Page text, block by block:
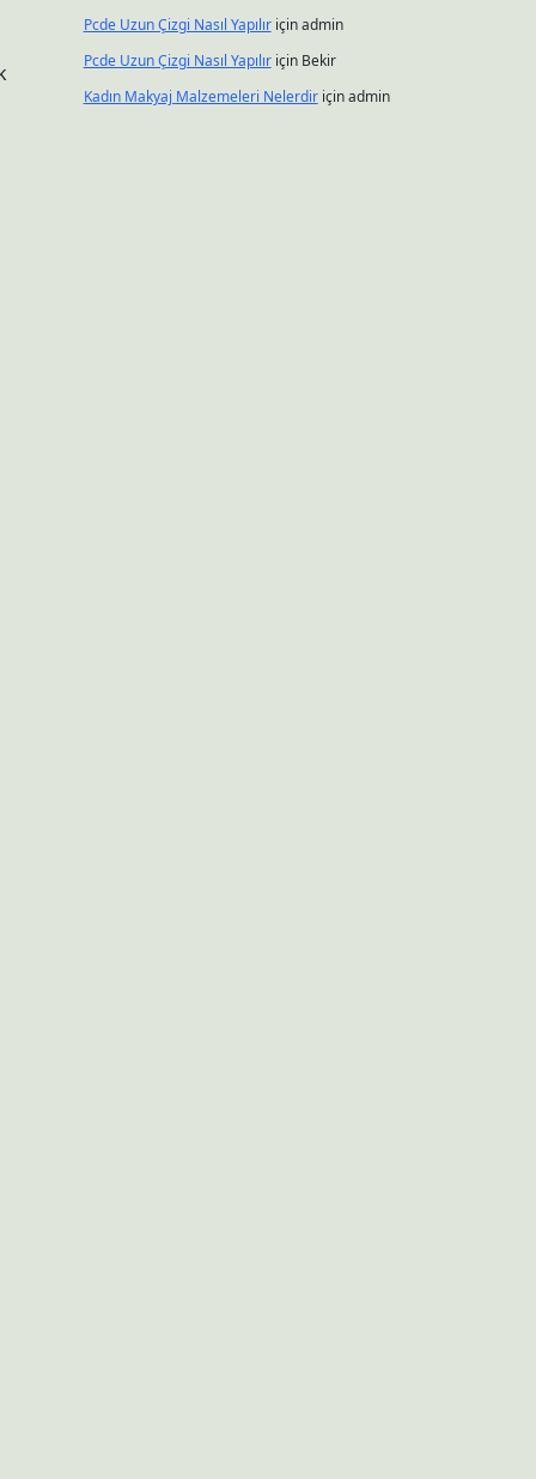
Pcde Uzun Çizgi Nasıl Yapılıriçinadmin
Pcde Uzun Çizgi Nasıl Yapılıriçin Bekir
Kadın Makyaj Malzemeleri Nelerdiriçinadmin